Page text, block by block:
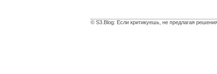
© S3.Blog: Если критикуешь, не предлагая